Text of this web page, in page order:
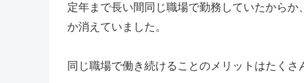
定年まで長い間同じ職場で勤務していたから
か消えていました。
同じ職場で働き続けることのメリットはたくさ